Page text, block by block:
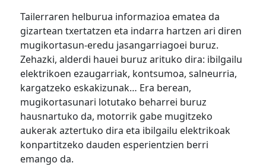
Tailerraren helburua informazioa ematea da
gizartean txertatzen eta indarra hartzen ari diren
mugikortasun-eredu jasangarriagoei buruz.
Zehazki, alderdi hauei buruz arituko dira: ibilgailu
elektrikoen ezaugarriak, kontsumoa, salneurria,
kargatzeko eskakizunak… Era berean,
mugikortasunari lotutako beharrei buruz
hausnartuko da, motorrik gabe mugitzeko
aukerak aztertuko dira eta ibilgailu elektrikoak
konpartitzeko dauden esperientzien berri
emango da.